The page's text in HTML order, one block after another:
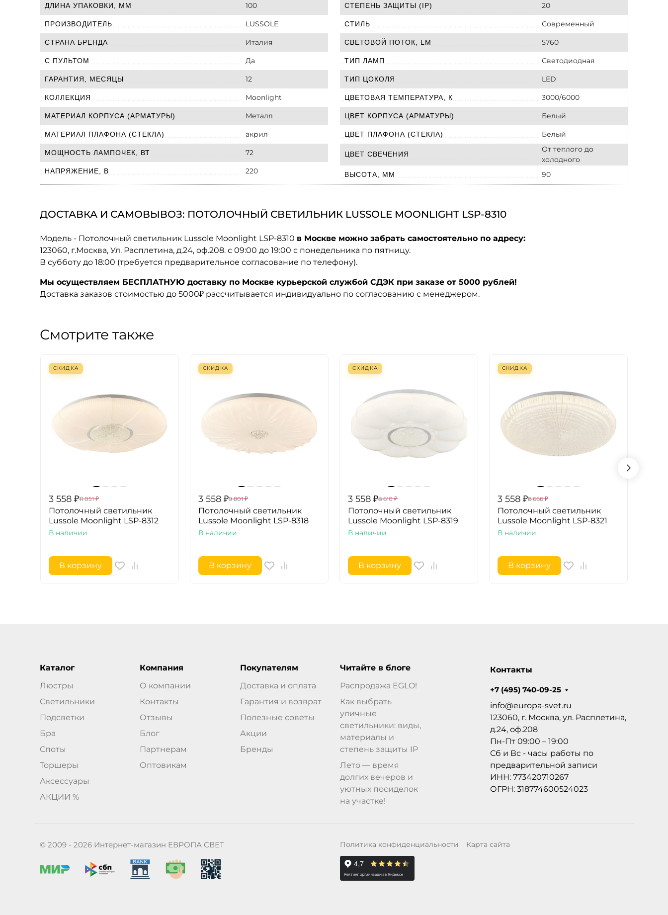
ДЛИНА УПАКОВКИ, ММ 100
ПРОИЗВОДИТЕЛЬ LUSSOLE
СТРАНА БРЕНДА Италия
С ПУЛЬТОМ Да
ГАРАНТИЯ, МЕСЯЦЫ 12
КОЛЛЕКЦИЯ Moonlight
МАТЕРИАЛ КОРПУСА (АРМАТУРЫ) Металл
МАТЕРИАЛ ПЛАФОНА (СТЕКЛА) акрил
МОЩНОСТЬ ЛАМПОЧЕК, ВТ 72
НАПРЯЖЕНИЕ, В 220
СТЕПЕНЬ ЗАЩИТЫ (IP) 20
СТИЛЬ Современный
СВЕТОВОЙ ПОТОК, LM 5760
ТИП ЛАМП Светодиодная
ТИП ЦОКОЛЯ LED
ЦВЕТОВАЯ ТЕМПЕРАТУРА, К 3000/6000
ЦВЕТ КОРПУСА (АРМАТУРЫ) Белый
ЦВЕТ ПЛАФОНА (СТЕКЛА) Белый
ЦВЕТ СВЕЧЕНИЯ
От теплого до
холодного
ВЫСОТА, ММ 90
ДОСТАВКА И САМОВЫВОЗ: ПОТОЛОЧНЫЙ СВЕТИЛЬНИК LUSSOLE MOONLIGHT LSP-8310
Модель - Потолочный светильник Lussole Moonlight LSP-8310 в Москве можно забрать самостоятельно по адресу:
123060, г.Москва, Ул. Расплетина, д.24, оф.208. с 09:00 до 19:00 с понедельника по пятницу.
В субботу до 18:00 (требуется предварительное согласование по телефону).
Мы осуществляем БЕСПЛАТНУЮ доставку по Москве курьерской службой СДЭК при заказе от 5000 рублей!
Доставка заказов стоимостью до 5000₽ рассчитывается индивидуально по согласованию с менеджером.
Смотрите также
СКИДКА
3 558 ₽11 051 ₽
Потолочный светильник
Lussole Moonlight LSP-8312
В наличии
В корзину
СКИДКА
3 558 ₽9 801 ₽
Потолочный светильник
Lussole Moonlight LSP-8318
В наличии
В корзину
СКИДКА
3 558 ₽8 610 ₽
Потолочный светильник
Lussole Moonlight LSP-8319
В наличии
В корзину
СКИДКА
3 558 ₽8 666 ₽
Потолочный светильник
Lussole Moonlight LSP-8321
В наличии
В корзину
Каталог
Люстры
Светильники
Подсветки
Бра
Споты
Торшеры
Аксессуары
АКЦИИ %
Компания
О компании
Контакты
Отзывы
Блог
Партнерам
Оптовикам
Покупателям
Доставка и оплата
Гарантия и возврат
Полезные советы
Акции
Бренды
Читайте в блоге
Распродажа EGLO!
Как выбрать
уличные
светильники: виды,
материалы и
степень защиты IP
Лето — время
долгих вечеров и
уютных посиделок
на участке!
Контакты
+7 (495) 740-09-25
info@europa-svet.ru
123060, г. Москва, ул. Расплетина,
д.24, оф.208
Пн-Пт 09:00 – 19:00
Сб и Вс - часы работы по
предварительной записи
ИНН: 773420710267
ОГРН: 318774600524023
© 2009 - 2026 Интернет-магазин ЕВРОПА СВЕТ Политика конфиденциальности Карта сайта